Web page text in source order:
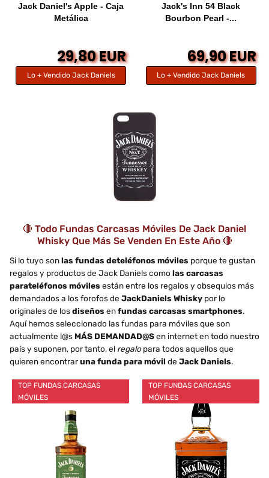
Jack Daniel's Apple - Caja
Metálica
29,80 EUR
Lo + Vendido Jack Daniels
Jack's Inn 54 Black
Bourbon Pearl -...
69,90 EUR
Lo + Vendido Jack Daniels
🔴 Todo Fundas Carcasas Móviles De Jack Daniel
Whisky Que Más Se Venden En Este Año 🔴
Si lo tuyo sonlas fundas deteléfonos móviles porque te gustan
regalos y productos de Jack Daniels comolas carcasas
parateléfonos móviles están entre los regalos y obsequios más
demandados a los forofos de JackDaniels Whisky por lo
originales de losdiseños enfundas carcasas smartphones.
Aquí hemos seleccionado las fundas para móviles que son
actualmente l@s MÁS DEMANDAD@Sen internet en todo nuestro
país y suponen, por tanto, el regalopara todos aquellos que
quieren encontraruna funda para móvil de Jack Daniels.
TOP FUNDAS CARCASAS
MÓVILES
TOP FUNDAS CARCASAS
MÓVILES